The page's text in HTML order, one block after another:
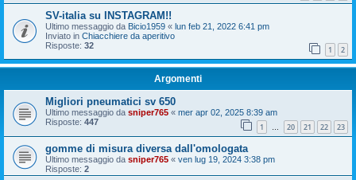
SV-italia su INSTAGRAM!!
Ultimo messaggio da Bicio1959 « lun feb 21, 2022 6:41 pm
Inviato in Chiacchiere da aperitivo
Risposte: 32 1 2
Argomenti
Migliori pneumatici sv 650
Ultimo messaggio da sniper765 « mer apr 02, 2025 8:39 am
Risposte: 447 1 … 20 21 22 23
gomme di misura diversa dall'omologata
Ultimo messaggio da sniper765 « ven lug 19, 2024 3:38 pm
Risposte: 2